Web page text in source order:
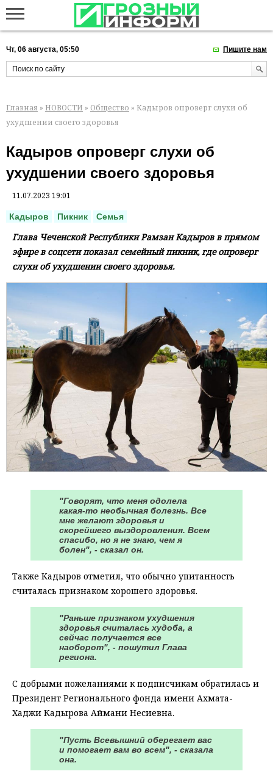
Чт, 06 августа, 05:50 Пишите нам
Главная » НОВОСТИ » Общество » Кадыров опроверг слухи об
ухудшении своего здоровья
Кадыров опроверг слухи об
ухудшении своего здоровья
11.07.2023 19:01
Кадыров Пикник Семья
Глава Чеченской Республики Рамзан Кадыров в прямом
эфире в соцсети показал семейный пикник, где опроверг
слухи об ухудшении своего здоровья.
"Говорят, что меня одолела
какая-то необычная болезнь. Все
мне желают здоровья и
скорейшего выздоровления. Всем
спасибо, но я не знаю, чем я
болен", - сказал он.
Также Кадыров отметил, что обычно упитанность
считалась признаком хорошего здоровья.
"Раньше признаком ухудшения
здоровья считалась худоба, а
сейчас получается все
наоборот", - пошутил Глава
региона.
С добрыми пожеланиями к подписчикам обратилась и
Президент Регионального фонда имени Ахмата-
Хаджи Кадырова Аймани Несиевна.
"Пусть Всевышний оберегает вас
и помогает вам во всем", - сказала
она.